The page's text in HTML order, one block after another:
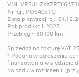
VIN:
Nr rej.: POS4031G
Data pierwszej rej.:
Rok produkcji: 2023
Przebieg ~ 30100 km
.
Sprzedaż na fakturę VAT
* Podana w ogłoszeniu
finansowania w siedzibie
pojazdu w rozliczeniu